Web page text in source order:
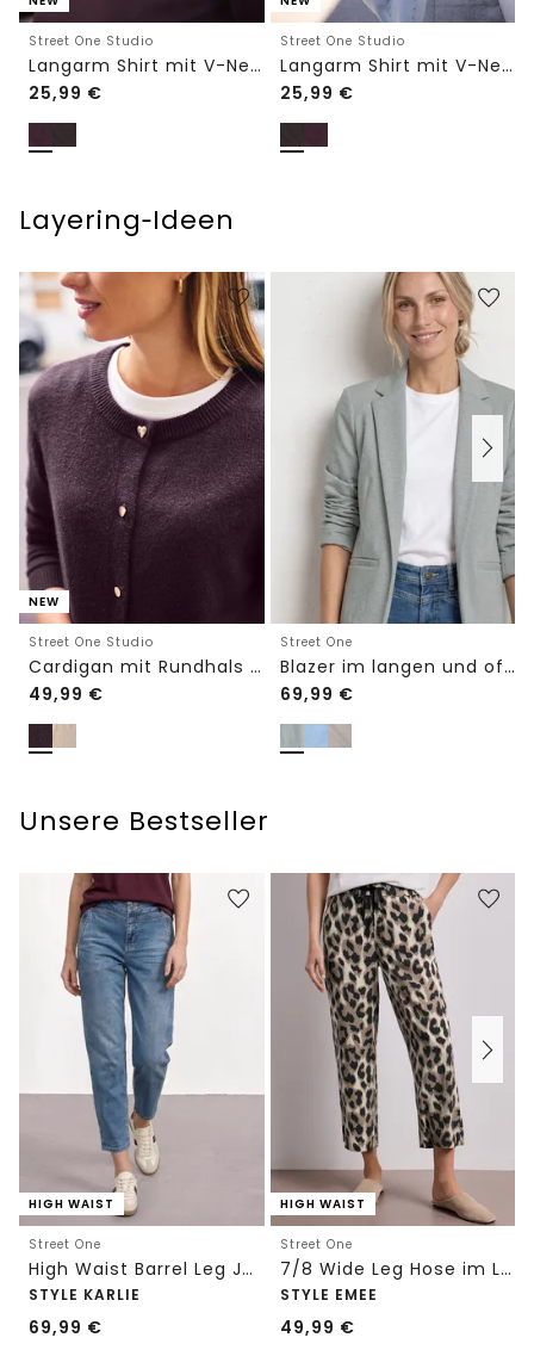
Street One Studio
Langarm Shirt mit V-Neck und Spitze
25,99 €
Street One Studio
Langarm Shirt mit V-Neck und Spitze
25,99 €
Layering‑Ideen
NEW
Street One Studio
Cardigan mit Rundhals und Knöpfen
49,99 €
Street One
Blazer im langen und offenen Schnitt
69,99 €
Unsere Bestseller
HIGH WAIST
Street One
High Waist Barrel Leg Jeans im Loose Fit
STYLE KARLIE
69,99 €
HIGH WAIST
Street One
7/8 Wide Leg Hose im Loose Fit mit Print
STYLE EMEE
49,99 €